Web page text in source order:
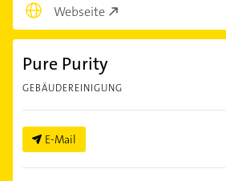
Webseite
Pure Purity
GEBÄUDEREINIGUNG
E-Mail